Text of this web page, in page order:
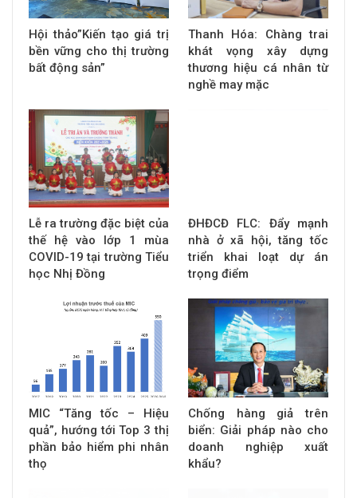
Hội thảo”Kiến tạo giá trị
bền vững cho thị trường
bất động sản”
Thanh Hóa: Chàng trai
khát vọng xây dựng
thương hiệu cá nhân từ
nghề may mặc
Lễ ra trường đặc biệt của
thế hệ vào lớp 1 mùa
COVID-19 tại trường Tiểu
học Nhị Đồng
ĐHĐCĐ FLC: Đẩy mạnh
nhà ở xã hội, tăng tốc
triển khai loạt dự án
trọng điểm
MIC “Tăng tốc – Hiệu
quả”, hướng tới Top 3 thị
phần bảo hiểm phi nhân
thọ
Chống hàng giả trên
biển: Giải pháp nào cho
doanh nghiệp xuất
khẩu?